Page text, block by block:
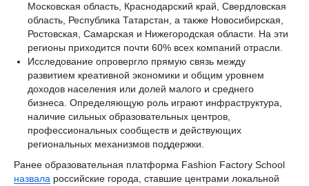
Московская область, Краснодарский край, Свердловская
область, Республика Татарстан, а также Новосибирская,
Ростовская, Самарская и Нижегородская области. На эти
регионы приходится почти 60% всех компаний отрасли.
Исследование опровергло прямую связь между
развитием креативной экономики и общим уровнем
доходов населения или долей малого и среднего
бизнеса. Определяющую роль играют инфраструктура,
наличие сильных образовательных центров,
профессиональных сообществ и действующих
региональных механизмов поддержки.
Ранее образовательная платформа Fashion Factory School
назвала российские города, ставшие центрами локальной